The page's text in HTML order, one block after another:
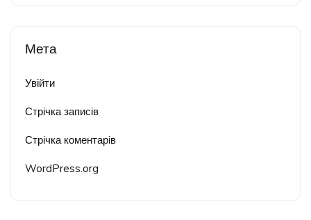
Мета
Увійти
Стрічка записів
Стрічка коментарів
WordPress.org